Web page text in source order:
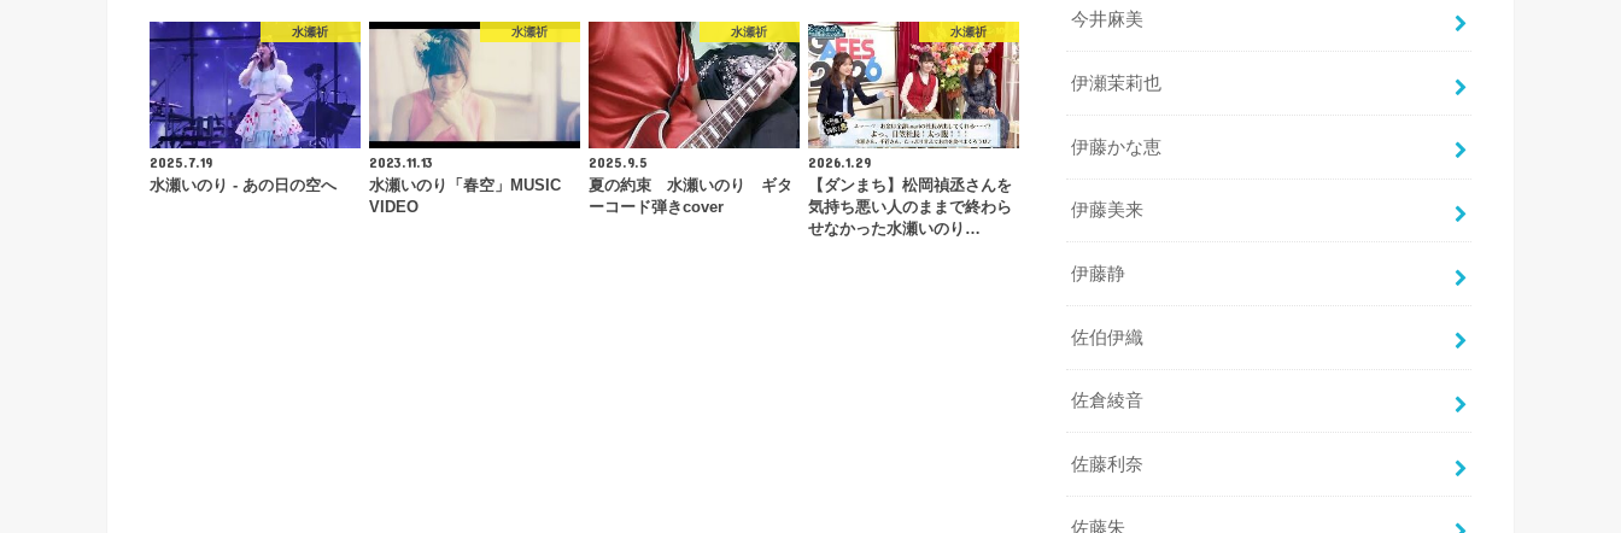
水瀬祈
2025.7.19
水瀬いのり - あの日の空へ
水瀬祈
2023.11.13
水瀬いのり「春空」MUSIC
VIDEO
水瀬祈
2025.9.5
夏の約束 水瀬いのり ギタ
ーコード弾きcover
水瀬祈
2026.1.29
【ダンまち】松岡禎丞さんを
気持ち悪い人のままで終わら
せなかった水瀬いのり…
今井麻美
伊瀬茉莉也
伊藤かな恵
伊藤美来
伊藤静
佐伯伊織
佐倉綾音
佐藤利奈
佐藤朱